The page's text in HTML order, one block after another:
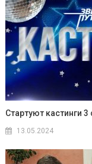
Стартуют кастинги 3
13.05.2024